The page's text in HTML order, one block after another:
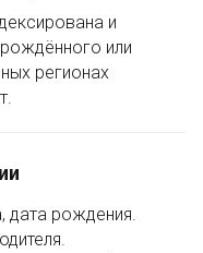
и
или
регионах
дата рождения.